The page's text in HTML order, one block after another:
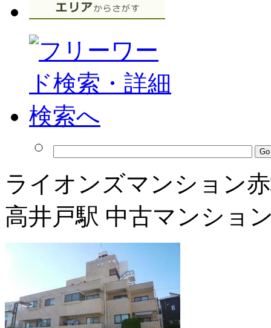
ライオンズマンション
高井戸駅 中古マンショ